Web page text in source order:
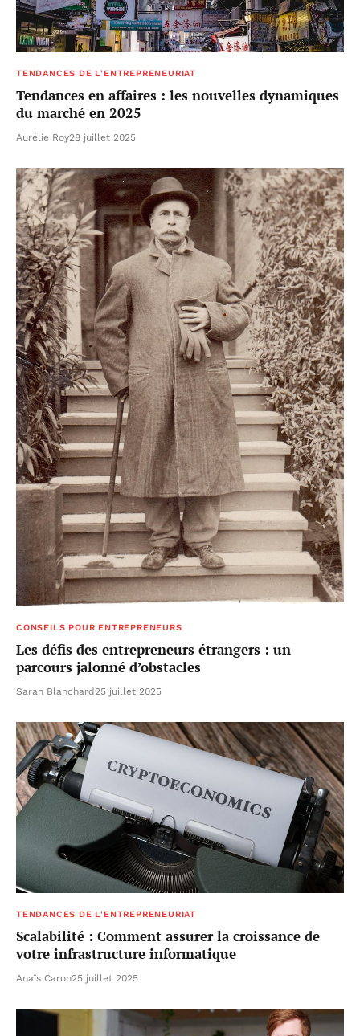
TENDANCES DE L'ENTREPRENEURIAT
Tendances en affaires : les nouvelles dynamiques
du marché en 2025
Aurélie Roy28 juillet 2025
CONSEILS POUR ENTREPRENEURS
Les défis des entrepreneurs étrangers : un
parcours jalonné d’obstacles
Sarah Blanchard 25 juillet 2025
TENDANCES DE L'ENTREPRENEURIAT
Scalabilité : Comment assurer la croissance de
votre infrastructure informatique
Anaïs Caron25 juillet 2025